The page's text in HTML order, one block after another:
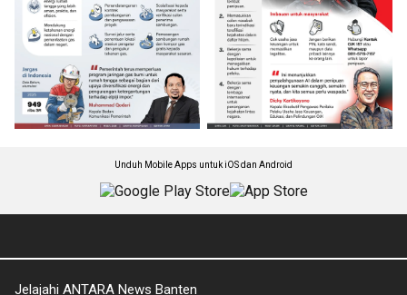
Unduh Mobile Apps untuk iOS dan Android
Jelajahi ANTARA News Banten